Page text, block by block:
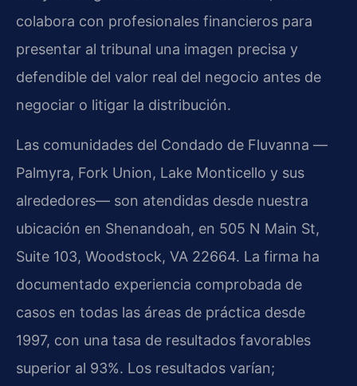
colabora con profesionales financieros para
presentar al tribunal una imagen precisa y
defendible del valor real del negocio antes de
negociar o litigar la distribución.
Las comunidades del Condado de Fluvanna —
Palmyra, Fork Union, Lake Monticello y sus
alrededores— son atendidas desde nuestra
ubicación en Shenandoah, en 505 N Main St,
Suite 103, Woodstock, VA 22664. La firma ha
documentado experiencia comprobada de
casos en todas las áreas de práctica desde
1997, con una tasa de resultados favorables
superior al 93%. Los resultados varían;